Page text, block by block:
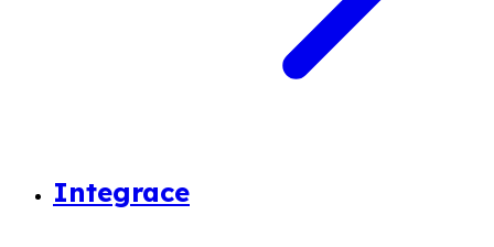
Integrace